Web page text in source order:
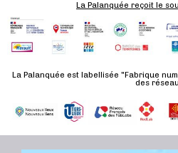
m
e
n
La Palanquée reçoit le
La Palanquée est labellisée "Fabrique
des